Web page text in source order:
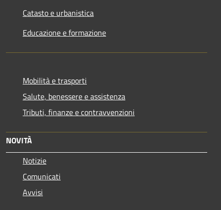
Catasto e urbanistica
Educazione e formazione
Mobilità e trasporti
Salute, benessere e assistenza
Tributi, finanze e contravvenzioni
NOVITÀ
Notizie
Comunicati
Avvisi